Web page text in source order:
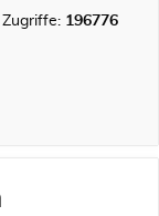
Zugriffe: 196776